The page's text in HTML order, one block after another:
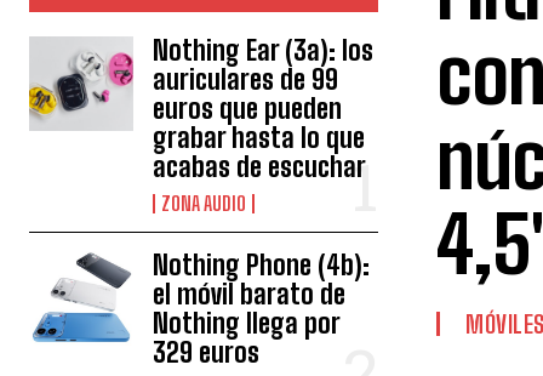
Nothing Ear (3a): los
auriculares de 99
euros que pueden
grabar hasta lo que
acabas de escuchar
ZONA AUDIO
Nothing Phone (4b):
el móvil barato de
Nothing llega por
329 euros